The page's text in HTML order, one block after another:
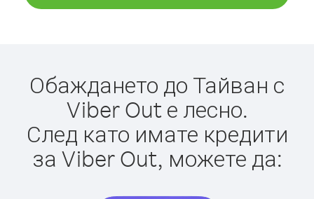
Обаждането до Тайван с
Viber Out е лесно.
След като имате кредити
за Viber Out, можете да: